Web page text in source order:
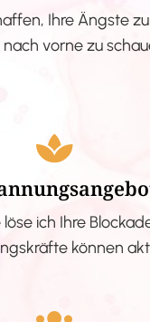
Ihre Ängste
vorne zu
ich Ihre
können